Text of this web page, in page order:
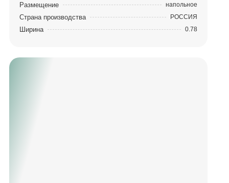
Размещение напольное
Страна производства РОССИЯ
Ширина 0.78